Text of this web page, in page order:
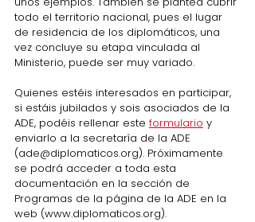
todo el territorio nacional, pues el lugar
de residencia de los diplomáticos, una
vez concluye su etapa vinculada al
Ministerio, puede ser muy variado.
Quienes estéis interesados en participar,
si estáis jubilados y sois asociados de la
ADE, podéis rellenar este formulario y
enviarlo a la secretaría de la ADE
(ade@diplomaticos.org). Próximamente
se podrá acceder a toda esta
documentación en la sección de
Programas de la página de la ADE en la
web (www.diplomaticos.org).